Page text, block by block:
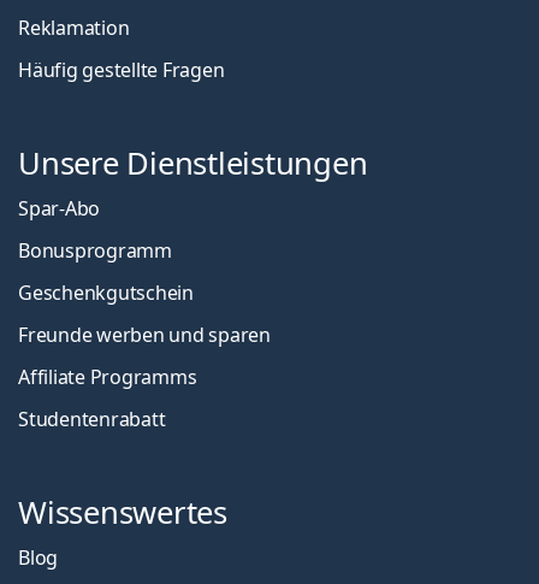
Reklamation
Häufig gestellte Fragen
Unsere Dienstleistungen
Spar-Abo
Bonusprogramm
Geschenkgutschein
Freunde werben und sparen
Affiliate Programms
Studentenrabatt
Wissenswertes
Blog